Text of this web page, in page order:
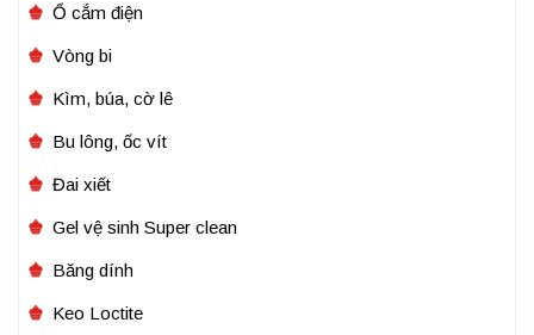
Ổ cắm điện
Vòng bi
Kìm, búa, cờ lê
Bu lông, ốc vít
Đai xiết
Gel vệ sinh Super clean
Băng dính
Keo Loctite